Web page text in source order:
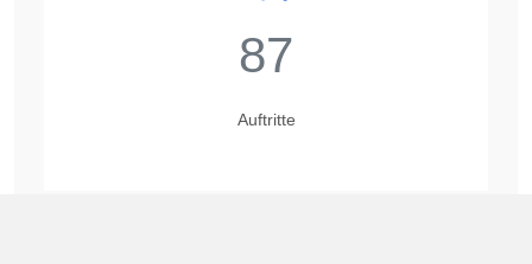
87
Auftritte